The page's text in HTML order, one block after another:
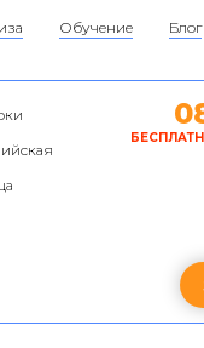
Обучение Блог